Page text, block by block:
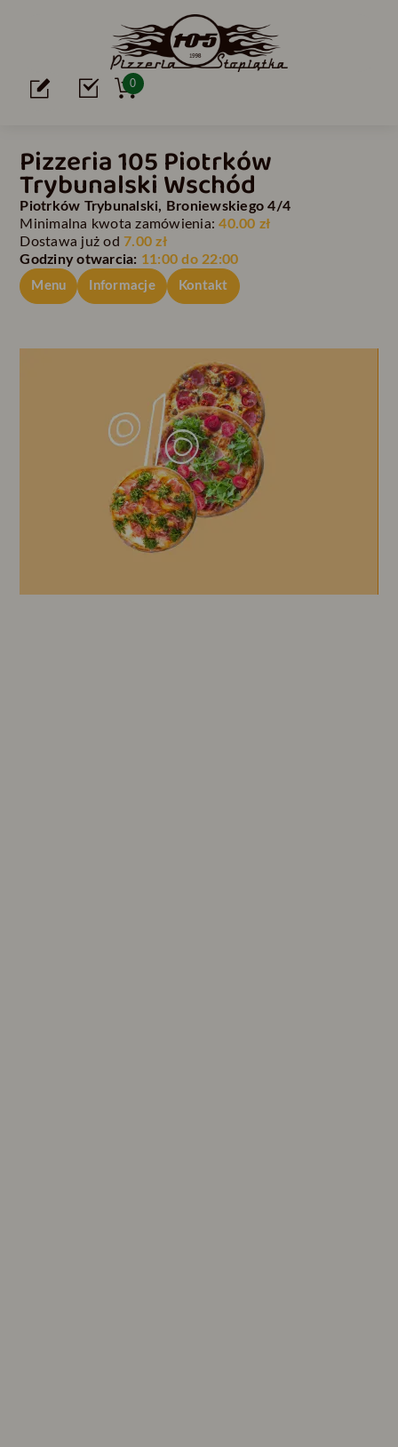
0
Pizzeria 105 Piotrków
Trybunalski Wschód
Piotrków Trybunalski, Broniewskiego 4/4
Minimalna kwota zamówienia:40.00 zł
Dostawa już od7.00 zł
Godziny otwarcia: 11:00 do 22:00
Menu Informacje Kontakt